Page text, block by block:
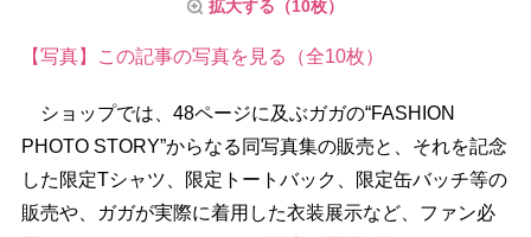
拡大する（10枚）
【写真】この記事の写真を見る（全10枚）
ショップでは、48ページに及ぶガガの“FASHION
PHOTO STORY”からなる同写真集の販売と、それを記念
した限定Tシャツ、限定トートバック、限定缶バッチ等の
販売や、ガガが実際に着用した衣装展示など、ファン必